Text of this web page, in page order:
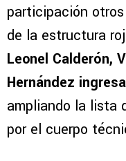
participación
de la estructura
Leonel Calderón,
Hernández
ampliando la lista
por el cuerpo